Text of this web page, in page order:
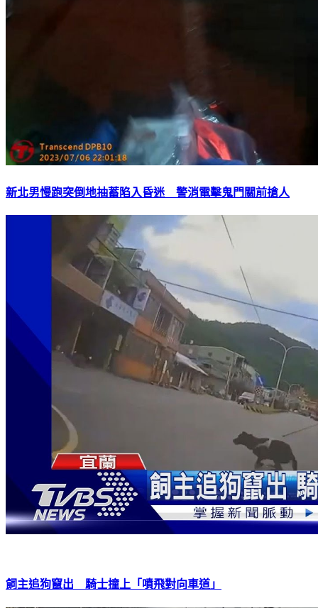
新北男慢跑突倒地抽蓄陷入昏迷 警消電擊鬼門關前搶人
飼主追狗竄出 騎士撞上「噴飛對向車道」